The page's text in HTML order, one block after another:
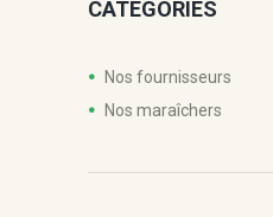
CATEGORIES
Nos fournisseurs
Nos maraîchers